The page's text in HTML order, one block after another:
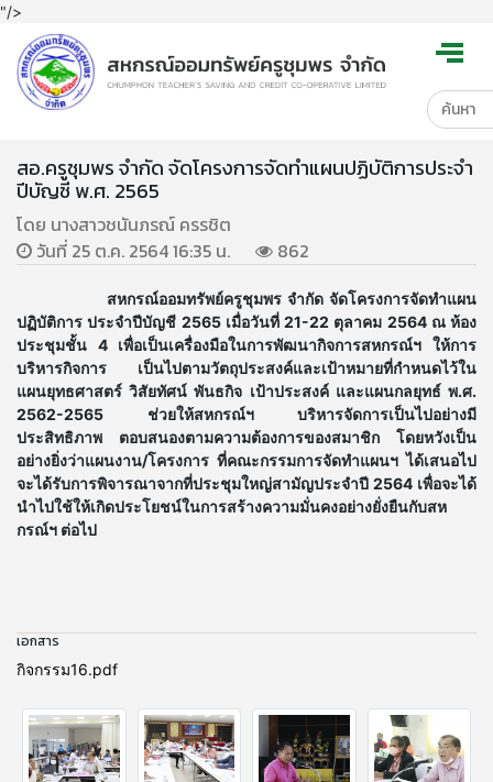
"/>
สอ.ครูชุมพร จำกัด จัดโครงการจัดทำแผนปฏิบัติการประจำ
ปีบัญชี พ.ศ. 2565
โดย นางสาวชนันภรณ์ ครรชิต
วันที่ 25 ต.ค. 2564 16:35 น.
862
สหกรณ์ออมทรัพย์ครูชุมพร จำกัด จัดโครงการจัดทำแผน
ปฏิบัติการ ประจำปีบัญชี 2565 เมื่อวันที่ 21-22 ตุลาคม 2564 ณ ห้อง
ประชุมชั้น 4 เพื่อเป็นเครื่องมือในการพัฒนากิจการสหกรณ์ฯ ให้การ
บริหารกิจการ เป็นไปตามวัตถุประสงค์และเป้าหมายที่กำหนดไว้ใน
แผนยุทธศาสตร์ วิสัยทัศน์ พันธกิจ เป้าประสงค์ และแผนกลยุทธ์ พ.ศ.
2562-2565 ช่วยให้สหกรณ์ฯ บริหารจัดการเป็นไปอย่างมี
ประสิทธิภาพ ตอบสนองตามความต้องการของสมาชิก โดยหวังเป็น
อย่างยิ่งว่าแผนงาน/โครงการ ที่คณะกรรมการจัดทำแผนฯ ได้เสนอไป
จะได้รับการพิจารณาจากที่ประชุมใหญ่สามัญประจำปี 2564 เพื่อจะได้
นำไปใช้ให้เกิดประโยชน์ในการสร้างความมั่นคงอย่างยั่งยืนกับสห
กรณ์ฯ ต่อไป
เอกสาร
กิจกรรม16.pdf